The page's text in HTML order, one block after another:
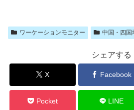
ワーケーションモニター 中国・四国
シェアする
X Facebook
Pocket LINE